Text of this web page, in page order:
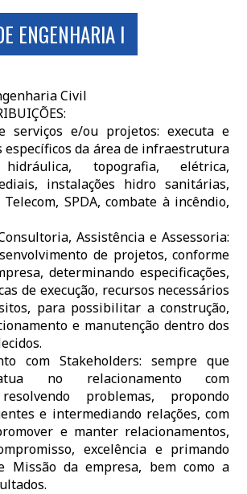
ENGENHARIA I
Civil
serviços e/ou projetos: executa e
da área de infraestrutura
hidráulica, topografia, elétrica,
instalações hidro sanitárias,
SPDA, combate à incêndio,
Assistência e Assessoria:
de projetos, conforme
determinando especificações,
de execução, recursos necessários
para possibilitar a construção,
e manutenção dentro dos
com Stakeholders: sempre que
no relacionamento com
problemas, propondo
e intermediando relações, com
e manter relacionamentos,
excelência e primando
Missão da empresa, bem como a